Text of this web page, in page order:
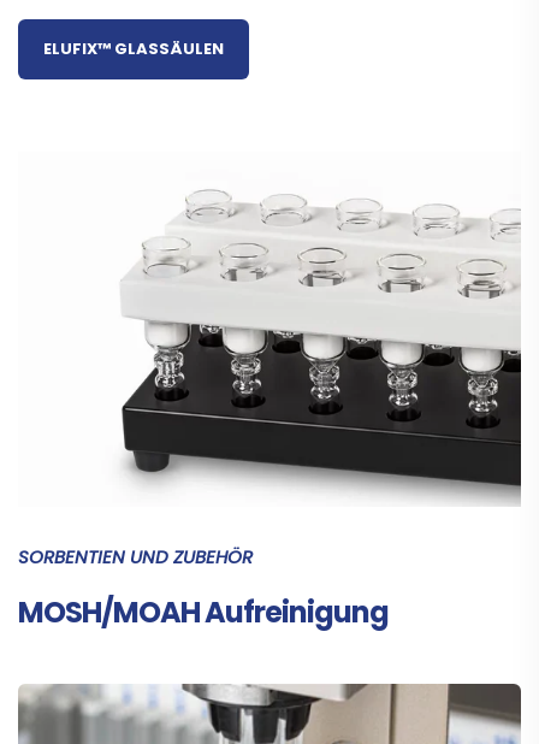
ELUFIX™ GLASSÄULEN
SORBENTIEN UND ZUBEHÖR
MOSH/MOAH Aufreinigung